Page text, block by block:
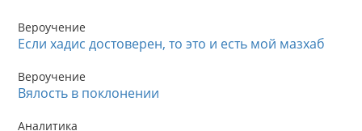
Вероучение
Если хадис достоверен, то это и есть мой мазхаб
Вероучение
Вялость в поклонении
Аналитика